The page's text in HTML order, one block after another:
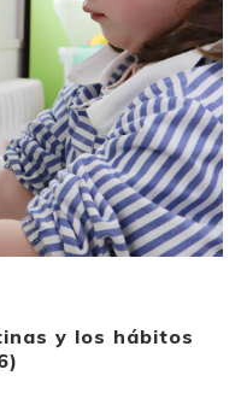
y los hábitos